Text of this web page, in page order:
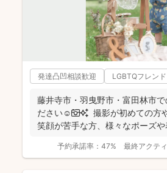
発達凸凹相談歓迎 LGBTQフレン
藤井寺市・羽曳野市・富田林市で
ださい☺️📷✨ 撮影が初めての方
笑顔が苦手な方、様々なポーズ
予約承諾率： 47% 最終アクティ